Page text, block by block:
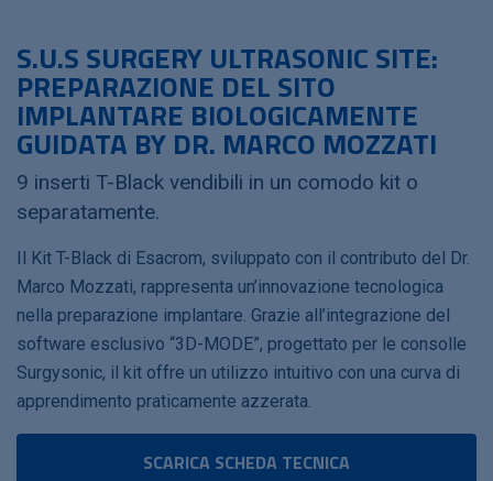
S.U.S SURGERY ULTRASONIC SITE:
PREPARAZIONE DEL SITO
IMPLANTARE BIOLOGICAMENTE
GUIDATA BY DR. MARCO MOZZATI
9 inserti T-Black vendibili in un comodo kit o
separatamente.
Il Kit T-Black di Esacrom, sviluppato con il contributo del Dr.
Marco Mozzati, rappresenta un’innovazione tecnologica
nella preparazione implantare. Grazie all’integrazione del
software esclusivo “3D-MODE”, progettato per le consolle
Surgysonic, il kit offre un utilizzo intuitivo con una curva di
apprendimento praticamente azzerata.
SCARICA SCHEDA TECNICA